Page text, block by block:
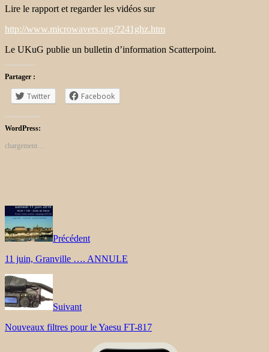
Lire le rapport et regarder les vidéos sur
http://www.microwavers.org/?241ghz.htm
Le UKuG publie un bulletin d’information Scatterpoint.
Partager :
Twitter Facebook
WordPress:
chargement…
Précédent
11 juin, Granville …. ANNULE
Suivant
Nouveaux filtres pour le Yaesu FT-817